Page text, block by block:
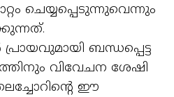
ചെയ്യപ്പെടുന്നുവെന്നും
ബന്ധപ്പെട്ട
വിവേചന ശേഷി
ഈ